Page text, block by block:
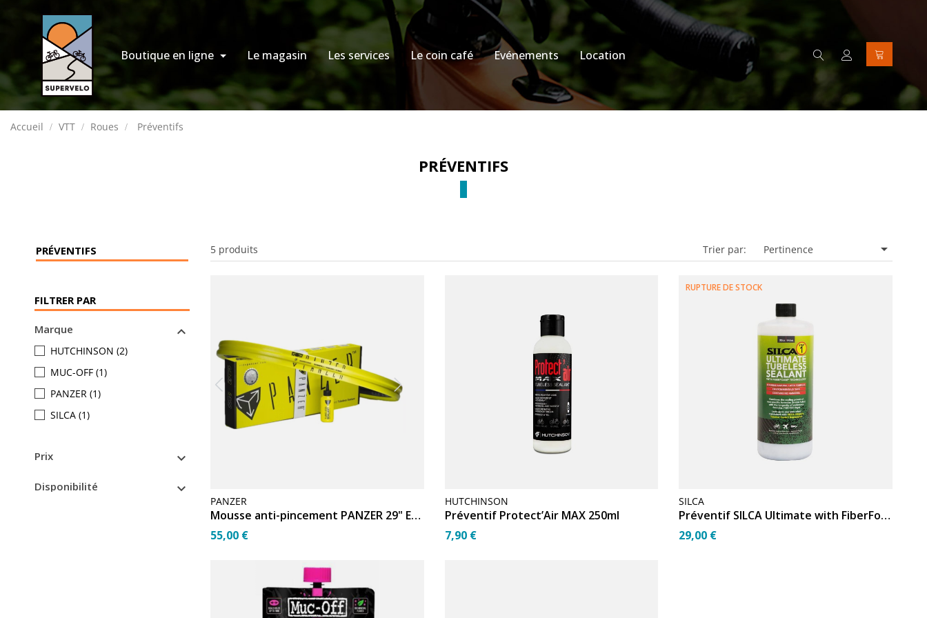
Boutique en ligne Le magasin Les services Le coin café Evénements Location
Accueil VTT Roues Préventifs
PRÉVENTIFS
PRÉVENTIFS
FILTRER PAR
Marque 
HUTCHINSON (2)
MUC-OFF (1)
PANZER (1)
SILCA (1)
Prix 
Disponibilité 
5 produits Trier par: Pertinence 
PANZER
Mousse anti-pincement PANZER 29" Enduro
55,00 €
HUTCHINSON
Préventif Protect’Air MAX 250ml
7,90 €
RUPTURE DE STOCK
SILCA
Préventif SILCA Ultimate with FiberFoam 500ml
29,00 €